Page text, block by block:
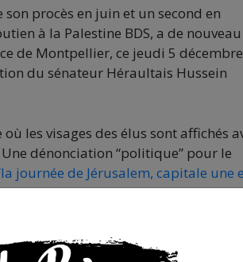
procès en juin et un second en
à la Palestine BDS, a de
de Montpellier, ce jeudi 5
du sénateur Héraultais Hussein
les visages des élus sont affichés
dénonciation “politique” pour le
journée de Jérusalem, capitale une
israéliens et contraire au droit
lieu chaque année à Montpellier, et